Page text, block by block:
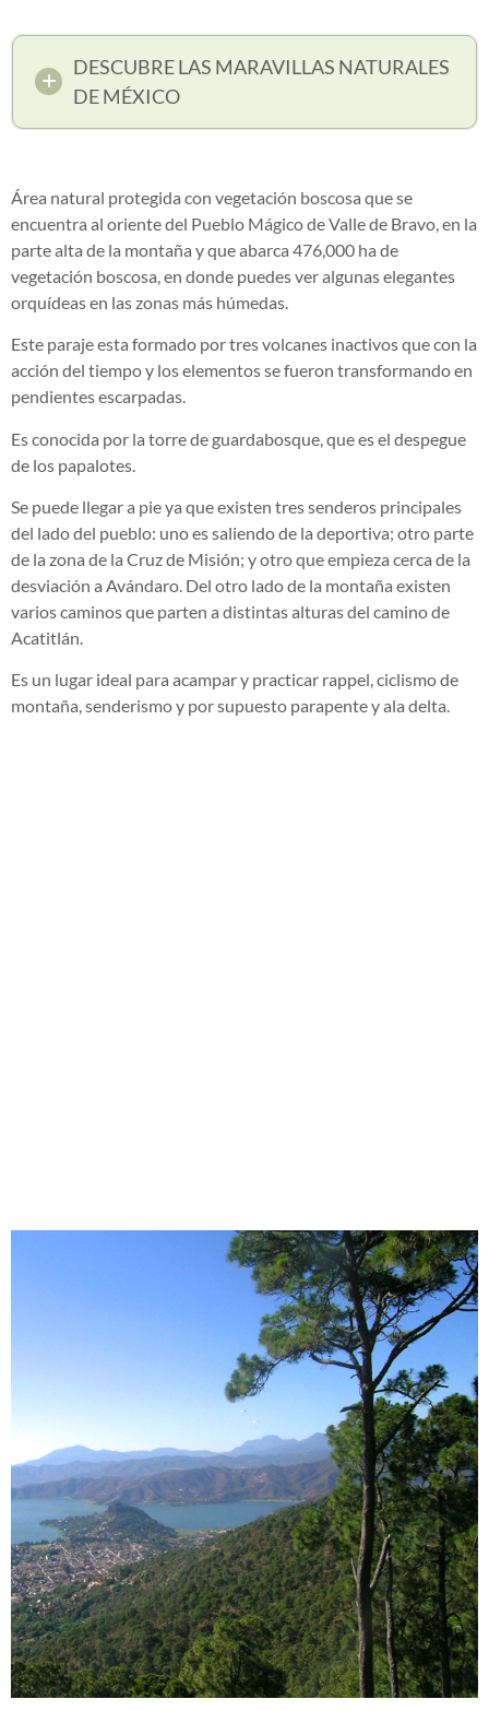
DESCUBRE LAS MARAVILLAS NATURALES
DE MÉXICO
Área natural protegida con vegetación boscosa que se
encuentra al oriente del Pueblo Mágico de Valle de Bravo, en la
parte alta de la montaña y que abarca 476,000 ha de
vegetación boscosa, en donde puedes ver algunas elegantes
orquídeas en las zonas más húmedas.
Este paraje esta formado por tres volcanes inactivos que con la
acción del tiempo y los elementos se fueron transformando en
pendientes escarpadas.
Es conocida por la torre de guardabosque, que es el despegue
de los papalotes.
Se puede llegar a pie ya que existen tres senderos principales
del lado del pueblo: uno es saliendo de la deportiva; otro parte
de la zona de la Cruz de Misión; y otro que empieza cerca de la
desviación a Avándaro. Del otro lado de la montaña existen
varios caminos que parten a distintas alturas del camino de
Acatitlán.
Es un lugar ideal para acampar y practicar rappel, ciclismo de
montaña, senderismo y por supuesto parapente y ala delta.